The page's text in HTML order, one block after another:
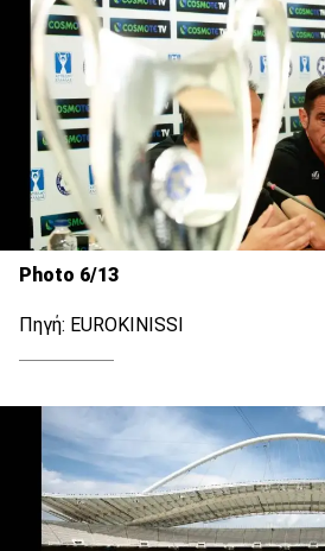
Photo 6/13
Πηγή: EUROKINISSI